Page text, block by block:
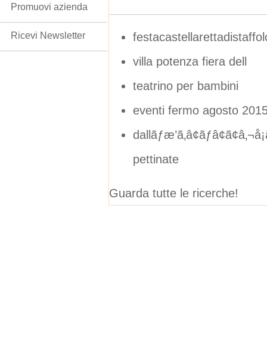
villa potenza fiera dell
teatrino per bambini
eventi fermo agosto
pettinate
Guarda tutte le ricerche!
Promuovi azienda
Ricevi Newsletter